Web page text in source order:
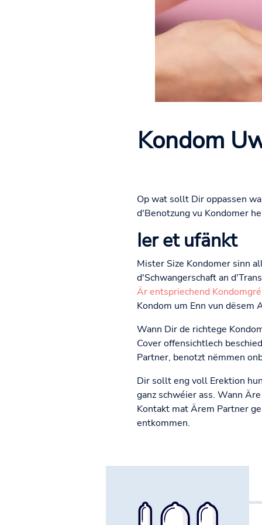
Kondom
Op wat sollt Dir oppassen
d'Benotzung vu Kondomer
Ier et ufänkt
Mister Size Kondomer sinn
d'Schwangerschaft an
Är entspriechend
Kondom um Enn vun dësem
Wann Dir de richtege
Cover offensichtlech
Partner, benotzt nëmmen
Dir sollt eng voll Erektion
ganz schwéier ass. Wann
Kontakt mat Ärem Partner
entkommen.